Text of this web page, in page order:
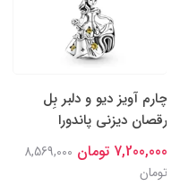
چارم آویز دیو و دلبر بِل
رقصان دیزنی پاندورا
7,200,000 تومان
8,569,000
تومان